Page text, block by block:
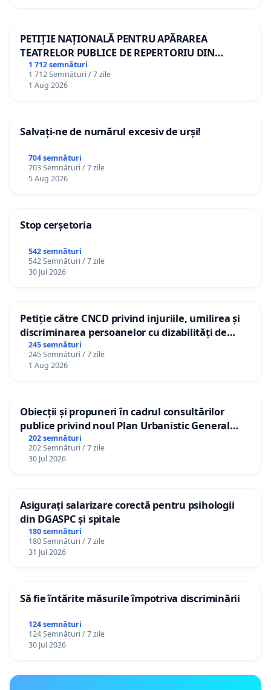
PETIȚIE NAȚIONALĂ PENTRU APĂRAREA
TEATRELOR PUBLICE DE REPERTORIU DIN
ROMÂNIA
1 712 semnături
1 712 Semnături / 7 zile
1 Aug 2026
Salvați-ne de numărul excesiv de urși!
704 semnături
703 Semnături / 7 zile
5 Aug 2026
Stop cerșetoria
542 semnături
542 Semnături / 7 zile
30 Jul 2026
Petiție către CNCD privind injuriile, umilirea și
discriminarea persoanelor cu dizabilități de
către utilizatorul TikTok „Gorici”
245 semnături
245 Semnături / 7 zile
1 Aug 2026
Obiecții și propuneri în cadrul consultărilor
publice privind noul Plan Urbanistic General
(PUG) Ialoveni
202 semnături
202 Semnături / 7 zile
30 Jul 2026
Asigurați salarizare corectă pentru psihologii
din DGASPC și spitale
180 semnături
180 Semnături / 7 zile
31 Jul 2026
Să fie întărite măsurile împotriva discriminării
124 semnături
124 Semnături / 7 zile
30 Jul 2026